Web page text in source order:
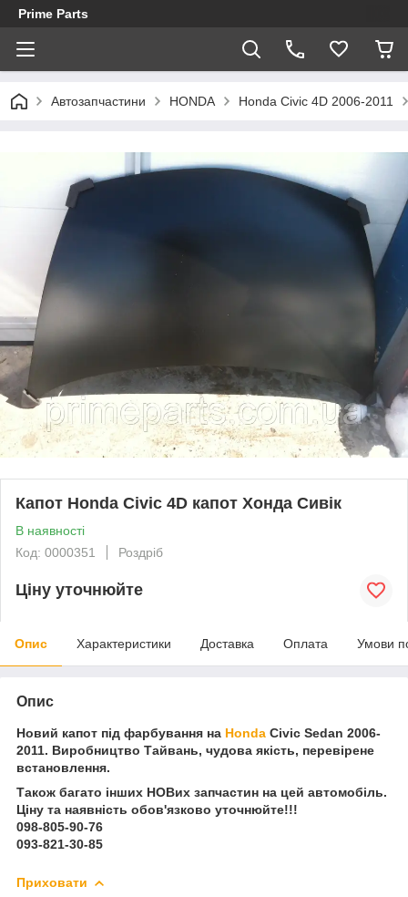
Prime Parts
Автозапчастини HONDA Honda Civic 4D 2006-2011
Капот Honda Civic 4D капот Хонда Сивік
В наявності
Код: 0000351
Роздріб
Ціну уточнюйте
Опис Характеристики Доставка Оплата Умови
Опис
Новий капот під фарбування на Honda Civic Sedan 2006-
2011. Виробництво Тайвань, чудова якість, перевірене
встановлення.
Також багато інших НОВих запчастин на цей автомобіль.
Ціну та наявність обов'язково уточнюйте!!!
098-805-90-76
093-821-30-85
Приховати